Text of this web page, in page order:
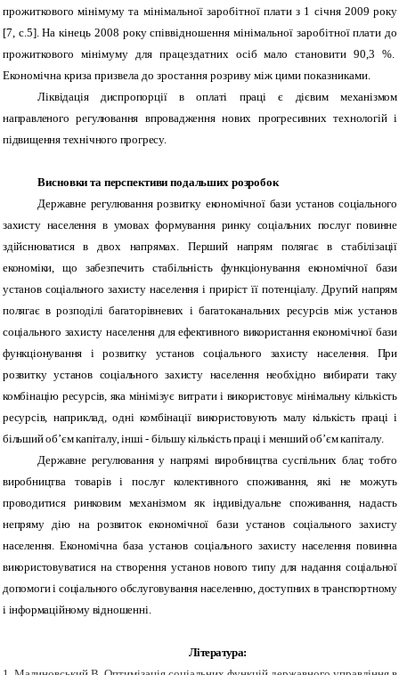
прожиткового мінімуму та мінімальної заробітної плати з 1 січня 2009 року
[7, с.5]. На кінець 2008 року співвідношення мінімальної заробітної плати до
прожиткового мінімуму для працездатних осіб мало становити 90,3 %.
Економічна криза призвела до зростання розриву між цими показниками.
Ліквідація диспропорції в оплаті праці є дієвим механізмом
направленого регулювання впровадження нових прогресивних технологій і
підвищення технічного прогресу.
Висновки та перспективи подальших розробок
Державне регулювання розвитку економічної бази установ соціального
захисту населення в умовах формування ринку соціальних послуг повинне
здійснюватися в двох напрямах. Перший напрям полягає в стабілізації
економіки, що забезпечить стабільність функціонування економічної бази
установ соціального захисту населення і приріст її потенціалу. Другий напрям
полягає в розподілі багаторівневих і багатоканальних ресурсів між установ
соціального захисту населення для ефективного використання економічної бази
функціонування і розвитку установ соціального захисту населення. При
розвитку установ соціального захисту населення необхідно вибирати таку
комбінацію ресурсів, яка мінімізує витрати і використовує мінімальну кількість
ресурсів, наприклад, одні комбінації використовують малу кількість праці і
більший об’єм капіталу, інші - більшу кількість праці і менший об’єм капіталу.
Державне регулювання у напрямі виробництва суспільних благ, тобто
виробництва товарів і послуг колективного споживання, які не можуть
проводитися ринковим механізмом як індивідуальне споживання, надасть
непряму дію на розвиток економічної бази установ соціального захисту
населення. Економічна база установ соціального захисту населення повинна
використовуватися на створення установ нового типу для надання соціальної
допомоги і соціального обслуговування населенню, доступних в транспортному
і інформаційному відношенні.
Література: